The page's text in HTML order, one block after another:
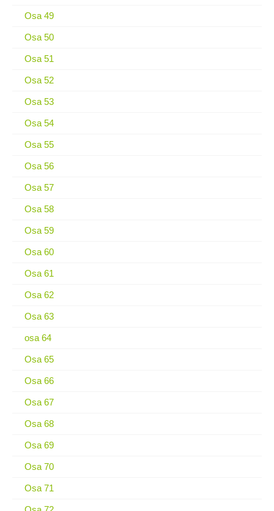
Osa 49
Osa 50
Osa 51
Osa 52
Osa 53
Osa 54
Osa 55
Osa 56
Osa 57
Osa 58
Osa 59
Osa 60
Osa 61
Osa 62
Osa 63
osa 64
Osa 65
Osa 66
Osa 67
Osa 68
Osa 69
Osa 70
Osa 71